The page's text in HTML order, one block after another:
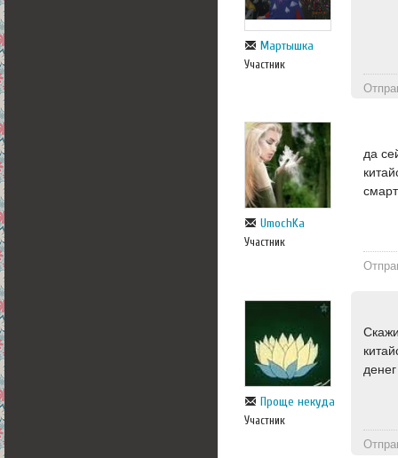
Мартышка
Участник
UmochKa
Участник
да
Проще некуда
Участник